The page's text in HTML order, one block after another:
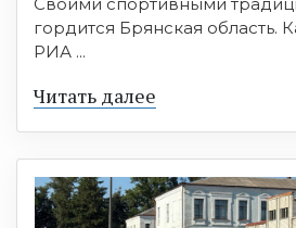
гордится Брянская область.
РИА ...
Читать далее